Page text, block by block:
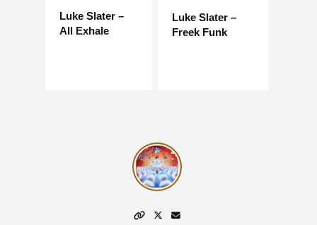
Luke Slater –
All Exhale
Luke Slater –
Freek Funk